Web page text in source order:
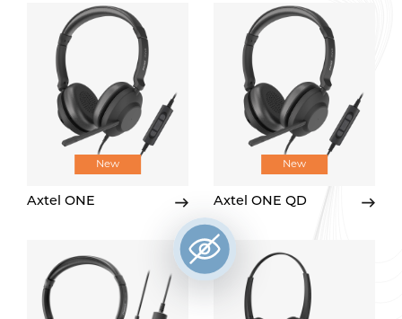
New
Axtel ONE
New
Axtel ONE QD